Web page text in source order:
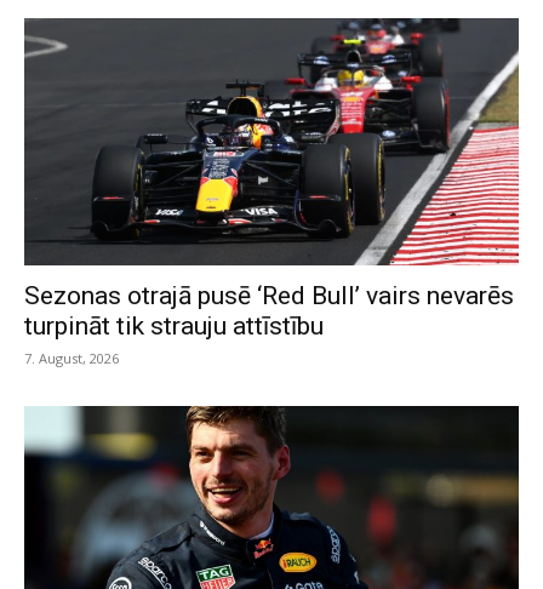
Sezonas otrajā pusē ‘Red Bull’ vairs nevarēs
turpināt tik strauju attīstību
7. August, 2026